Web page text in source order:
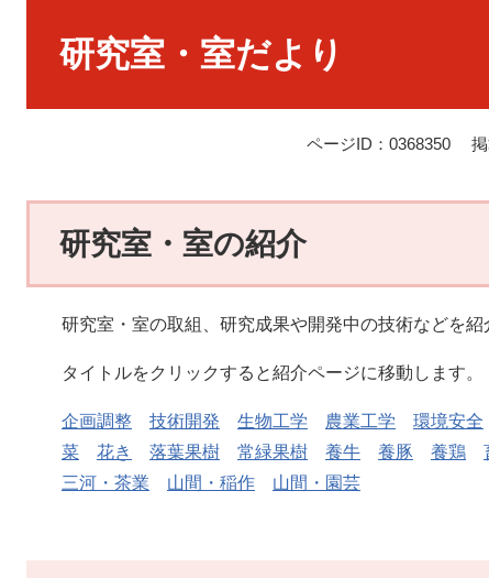
研究室・室だより
ページID：0368350
研究室・室の紹介
研究室・室の取組、研究成果や開発中の技術などを紹
タイトルをクリックすると紹介ページに移動します。
企画調整 技術開発 生物工学 農業工学 環境安全
菜
花き 落葉果樹 常緑果樹 養牛 養豚 養鶏
三河・茶業
山間・稲作 山間・園芸